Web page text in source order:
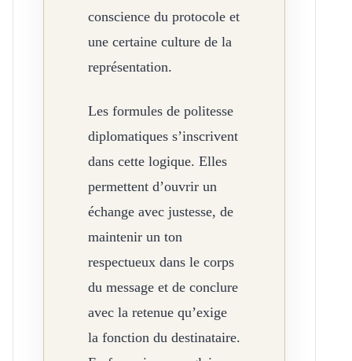
conscience du protocole et
une certaine culture de la
représentation.
Les formules de politesse
diplomatiques s’inscrivent
dans cette logique. Elles
permettent d’ouvrir un
échange avec justesse, de
maintenir un ton
respectueux dans le corps
du message et de conclure
avec la retenue qu’exige
la fonction du destinataire.